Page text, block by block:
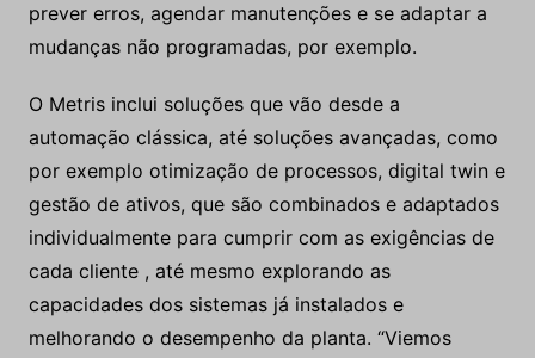
prever erros, agendar manutenções e se adaptar a
mudanças não programadas, por exemplo.
O Metris inclui soluções que vão desde a
automação clássica, até soluções avançadas, como
por exemplo otimização de processos, digital twin e
gestão de ativos, que são combinados e adaptados
individualmente para cumprir com as exigências de
cada cliente , até mesmo explorando as
capacidades dos sistemas já instalados e
melhorando o desempenho da planta. “Viemos